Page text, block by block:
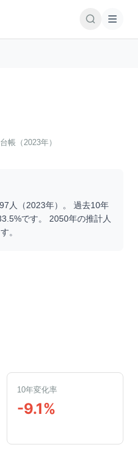
帳（2023年）
人（2023年）。 過去10年
%です。 2050年の推計人
。
10年変化率
-9.1%